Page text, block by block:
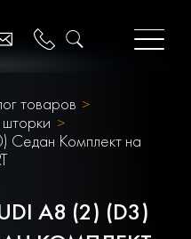
товаров
Седан Комплект на
A8 (2) (D3)